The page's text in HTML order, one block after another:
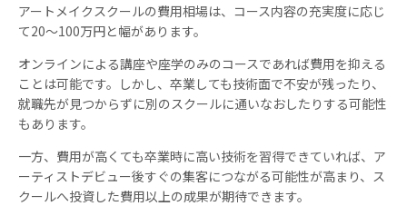
アートメイクスクールの費用相場は、コース内容の充実度に応じ
て20～100万円と幅があります。
オンラインによる講座や座学のみのコースであれば費用を抑える
ことは可能です。しかし、卒業しても技術面で不安が残ったり、
就職先が見つからずに別のスクールに通いなおしたりする可能性
もあります。
一方、費用が高くても卒業時に高い技術を習得できていれば、ア
ーティストデビュー後すぐの集客につながる可能性が高まり、ス
クールへ投資した費用以上の成果が期待できます。